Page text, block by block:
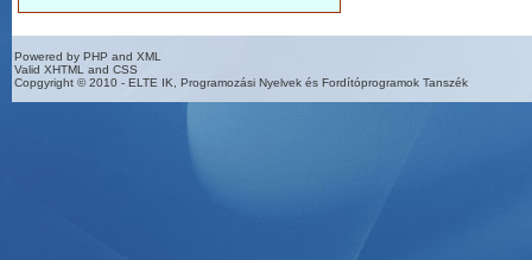
Powered by PHP and XML
Valid XHTML and CSS
Copgyright © 2010 - ELTE IK, Programozási Nyelvek és Fordítóprogramok Tanszék